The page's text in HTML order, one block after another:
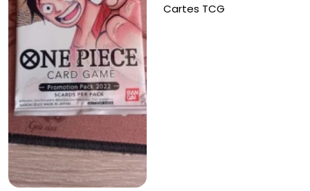
Cartes TCG